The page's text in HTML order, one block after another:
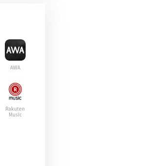
AWA
Rakuten
Music